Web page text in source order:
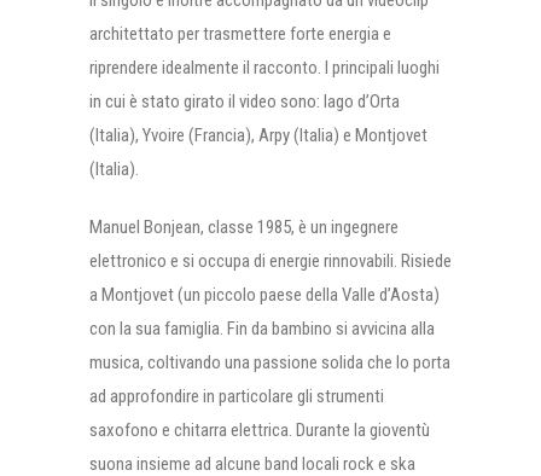
architettato per trasmettere forte energia e
riprendere idealmente il racconto. I principali luoghi
in cui è stato girato il video sono: lago d’Orta
(Italia), Yvoire (Francia), Arpy (Italia) e Montjovet
(Italia).
Manuel Bonjean, classe 1985, è un ingegnere
elettronico e si occupa di energie rinnovabili. Risiede
a Montjovet (un piccolo paese della Valle d’Aosta)
con la sua famiglia. Fin da bambino si avvicina alla
musica, coltivando una passione solida che lo porta
ad approfondire in particolare gli strumenti
saxofono e chitarra elettrica. Durante la gioventù
suona insieme ad alcune band locali rock e ska